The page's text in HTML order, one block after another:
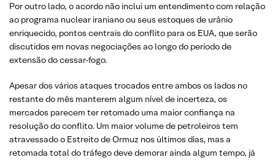
Por outro lado, o acordo não inclui um entendimento com relação
ao programa nuclear iraniano ou seus estoques de urânio
enriquecido, pontos centrais do conflito para os EUA, que serão
discutidos em novas negociações ao longo do período de
extensão do cessar-fogo.
Apesar dos vários ataques trocados entre ambos os lados no
restante do mês manterem algum nível de incerteza, os
mercados parecem ter retomado uma maior confiança na
resolução do conflito. Um maior volume de petroleiros tem
atravessado o Estreito de Ormuz nos últimos dias, mas a
retomada total do tráfego deve demorar ainda algum tempo, já